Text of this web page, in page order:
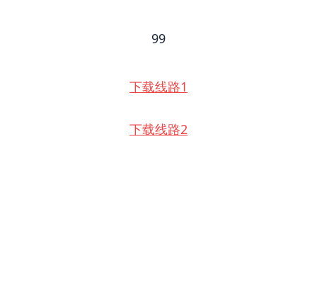
99
下载线路1
下载线路2